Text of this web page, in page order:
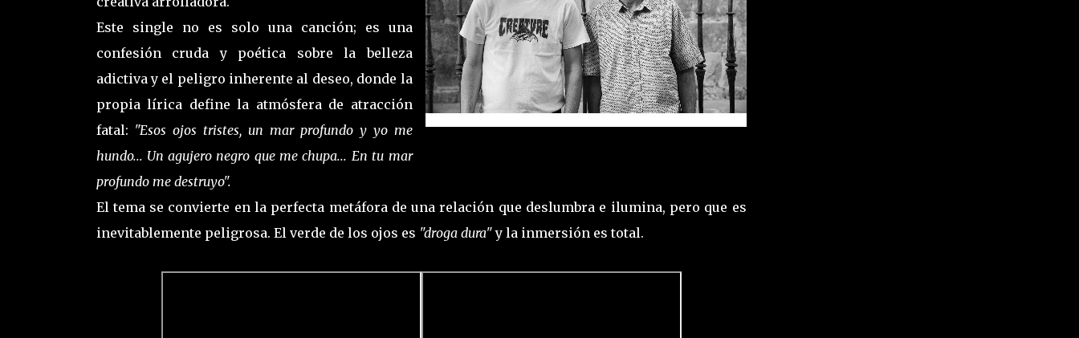
Este single no es solo una canción; es una
confesión cruda y poética sobre la belleza
adictiva y el peligro inherente al deseo, donde la
propia lírica define la atmósfera de atracción
fatal: "Esos ojos tristes, un mar profundo y yo me
hundo... Un agujero negro que me chupa... En tu mar
profundo me destruyo".
El tema se convierte en la perfecta metáfora de una relación que deslumbra e ilumina, pero que es
inevitablemente peligrosa. El verde de los ojos es "droga dura"y la inmersión es total.